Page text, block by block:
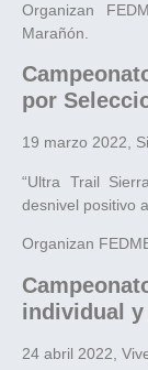
Organizan
Marañón.
por
19 marzo 2022,
“Ultra Trail
desnivel positivo
Organizan
individual y
24 abril 2022,